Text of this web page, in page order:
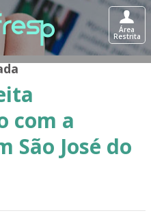
Área
Restrita
com a
São José do